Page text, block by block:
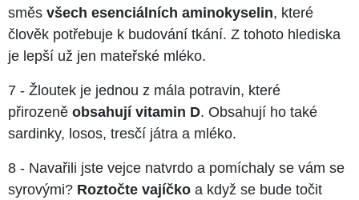
směs všech esenciálních aminokyselin, které
člověk potřebuje k budování tkání. Z tohoto hlediska
je lepší už jen mateřské mléko.
7 - Žloutek je jednou z mála potravin, které
přirozeně obsahují vitamin D. Obsahují ho také
sardinky, losos, tresčí játra a mléko.
8 - Navařili jste vejce natvrdo a pomíchaly se vám se
syrovými? Roztočte vajíčko a když se bude točit